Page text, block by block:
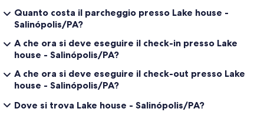
Quanto costa il parcheggio presso Lake house -
Salinópolis/PA?
A che ora si deve eseguire il check-in presso Lake
house - Salinópolis/PA?
A che ora si deve eseguire il check-out presso Lake
house - Salinópolis/PA?
Dove si trova Lake house - Salinópolis/PA?